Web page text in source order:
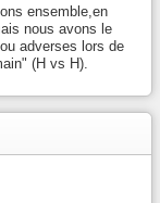
ensemble,en
nous avons le
adverses lors de
(H vs H).